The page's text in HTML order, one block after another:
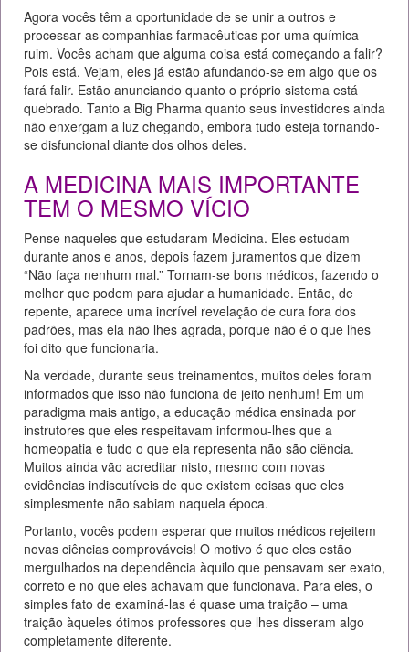
Agora vocês têm a oportunidade de se unir a outros e
processar as companhias farmacêuticas por uma química
ruim. Vocês acham que alguma coisa está começando a falir?
Pois está. Vejam, eles já estão afundando-se em algo que os
fará falir. Estão anunciando quanto o próprio sistema está
quebrado. Tanto a Big Pharma quanto seus investidores ainda
não enxergam a luz chegando, embora tudo esteja tornando-
se disfuncional diante dos olhos deles.
A MEDICINA MAIS IMPORTANTE
TEM O MESMO VÍCIO
Pense naqueles que estudaram Medicina. Eles estudam
durante anos e anos, depois fazem juramentos que dizem
“Não faça nenhum mal.” Tornam-se bons médicos, fazendo o
melhor que podem para ajudar a humanidade. Então, de
repente, aparece uma incrível revelação de cura fora dos
padrões, mas ela não lhes agrada, porque não é o que lhes
foi dito que funcionaria.
Na verdade, durante seus treinamentos, muitos deles foram
informados que isso não funciona de jeito nenhum! Em um
paradigma mais antigo, a educação médica ensinada por
instrutores que eles respeitavam informou-lhes que a
homeopatia e tudo o que ela representa não são ciência.
Muitos ainda vão acreditar nisto, mesmo com novas
evidências indiscutíveis de que existem coisas que eles
simplesmente não sabiam naquela época.
Portanto, vocês podem esperar que muitos médicos rejeitem
novas ciências comprováveis! O motivo é que eles estão
mergulhados na dependência àquilo que pensavam ser exato,
correto e no que eles achavam que funcionava. Para eles, o
simples fato de examiná-las é quase uma traição – uma
traição àqueles ótimos professores que lhes disseram algo
completamente diferente.